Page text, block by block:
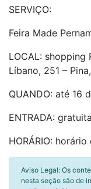
SERVIÇO:
Feira Made
LOCAL: shopping
Líbano, 251 –
QUANDO: até 16
ENTRADA: gratuita
HORÁRIO:
Aviso Legal: Os
nesta seção são de